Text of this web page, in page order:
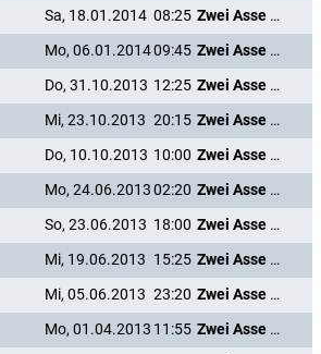
Sa, 18.01.2014 08:25
Zwei Asse trumpfen auf
Mo, 06.01.201409:45
Zwei Asse trumpfen auf
Do, 31.10.2013 12:25
Zwei Asse trumpfen auf
Mi, 23.10.2013 20:15
Zwei Asse trumpfen auf
Do, 10.10.2013 10:00
Zwei Asse trumpfen auf
Mo, 24.06.201302:20
Zwei Asse trumpfen auf
So, 23.06.2013 18:00
Zwei Asse trumpfen auf
Mi, 19.06.2013 15:25
Zwei Asse trumpfen auf
Mi, 05.06.2013 23:20
Zwei Asse trumpfen auf
Mo, 01.04.2013 11:55
Zwei Asse trumpfen auf